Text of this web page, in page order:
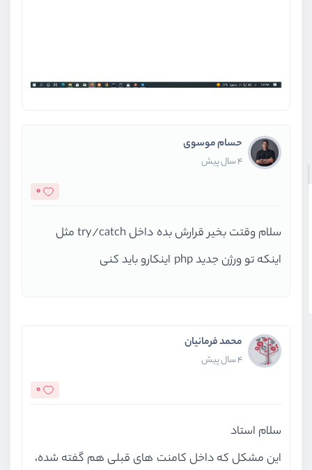
حسام موسوی
4 سال پیش
0
سلام وقتت بخیر قرارش بده داخل try/catch مثل
اینکه تو ورژن جدید php اینکارو باید کنی
محمد فرمانیان
4 سال پیش
0
سلام استاد
این مشکل که داخل کامنت های قبلی هم گفته شده،